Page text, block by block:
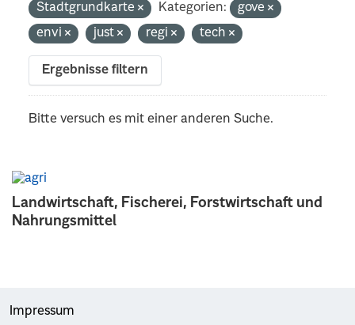
Landwirtschaft, Fischerei, Forstwirtschaft und
Nahrungsmittel
Stadtgrundkarte
Kategorien:
gove
envi
just regi tech
Ergebnisse filtern
Bitte versuch es mit einer anderen Suche.
Impressum